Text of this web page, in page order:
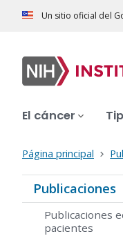
Un sitio oficial del
El cáncer
Página principal
Publicaciones
Publicaciones
pacientes